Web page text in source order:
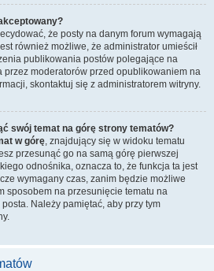
że posty na danym forum wymagają
również możliwe, że administrator umieścił
publikowania postów polegające na
przez moderatorów przed opublikowaniem na
skontaktuj się z administratorem witryny.
swój temat na górę strony tematów?
w górę, znajdujący się w widoku tematu
przesunąć go na samą górę pierwszej
odnośnika, oznacza to, że funkcja ta jest
wymagany czas, zanim będzie możliwe
sposobem na przesunięcie tematu na
Należy pamiętać, aby przy tym